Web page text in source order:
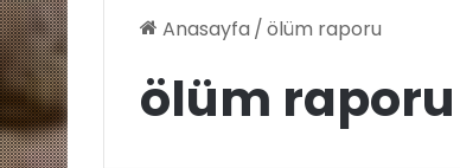
Anasayfa /ölüm raporu
ölüm raporu